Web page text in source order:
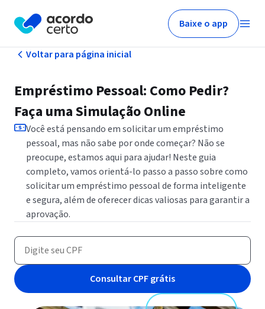
Baixe o app
Voltar para página inicial
Empréstimo Pessoal: Como Pedir?
Faça uma Simulação Online
Você está pensando em solicitar um empréstimo
pessoal, mas não sabe por onde começar? Não se
preocupe, estamos aqui para ajudar! Neste guia
completo, vamos orientá-lo passo a passo sobre como
solicitar um empréstimo pessoal de forma inteligente
e segura, além de oferecer dicas valiosas para garantir a
aprovação.
Consultar CPF grátis